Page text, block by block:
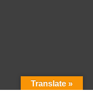
Translate »